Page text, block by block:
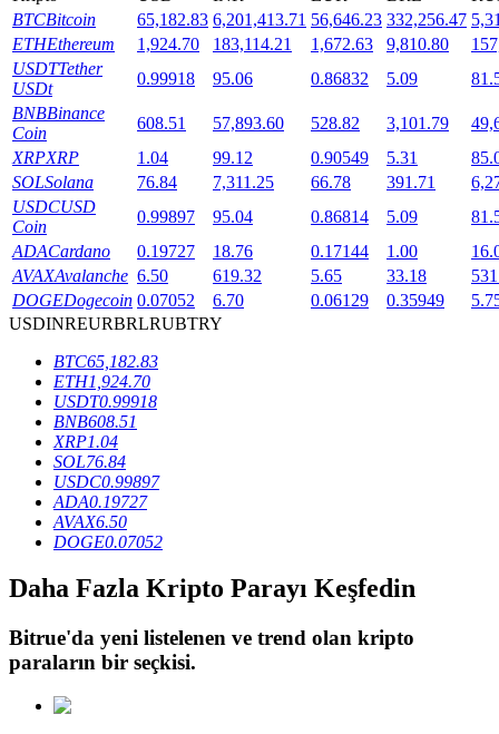
Launchpool
Popüler token'lar kazanmak için esnek staking
BTR Kilitleme
Kripto destekli borçlanma hizmeti
BTCBitcoin 65,182.83 6,201,413.71 56,646.23 332,256.47
ETHEthereum 1,924.70 183,114.21 1,672.63 9,810.80
USDTTether
USDt
0.99918 95.06 0.86832 5.09
BNBBinance
Coin
608.51 57,893.60 528.82 3,101.79
XRPXRP 1.04 99.12 0.90549 5.31
SOLSolana 76.84 7,311.25 66.78 391.71
USDCUSD
Coin
0.99897 95.04 0.86814 5.09
ADACardano 0.19727 18.76 0.17144 1.00
AVAXAvalanche 6.50 619.32 5.65 33.18
DOGEDogecoin 0.07052 6.70 0.06129 0.35949
USDINREURBRLRUBTRY
BTC65,182.83
ETH1,924.70
USDT0.99918
BNB608.51
XRP1.04
SOL76.84
USDC0.99897
ADA0.19727
AVAX6.50
DOGE0.07052
Daha Fazla Kripto Parayı Keşfedin
Bitrue'da yeni listelenen ve trend olan kripto
paraların bir seçkisi.